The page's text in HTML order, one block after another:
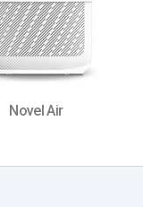
Novel Air